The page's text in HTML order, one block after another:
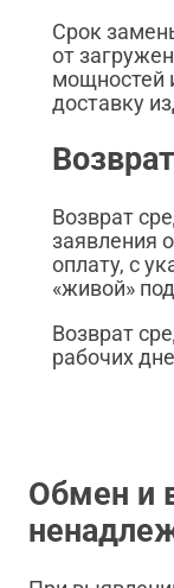
Срок
от
мощностей
доставку
Возврат
заявления
оплату, с
«живой»
Возврат
рабочих
Обмен и